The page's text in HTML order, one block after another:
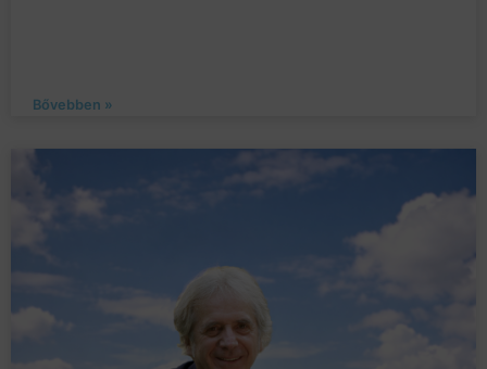
Bővebben »